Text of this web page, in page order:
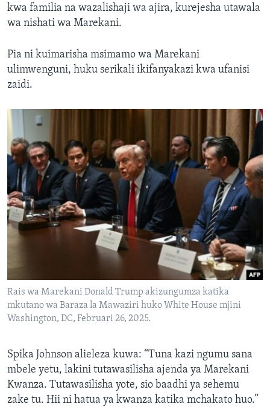
kwa familia na wazalishaji wa ajira, kurejesha utawala
wa nishati wa Marekani.
Pia ni kuimarisha msimamo wa Marekani
ulimwenguni, huku serikali ikifanyakazi kwa ufanisi
zaidi.
Rais wa Marekani Donald Trump akizungumza katika
mkutano wa Baraza la Mawaziri huko White House mjini
Washington, DC, Februari 26, 2025.
Spika Johnson alieleza kuwa: “Tuna kazi ngumu sana
mbele yetu, lakini tutawasilisha ajenda ya Marekani
Kwanza. Tutawasilisha yote, sio baadhi ya sehemu
zake tu. Hii ni hatua ya kwanza katika mchakato huo.”